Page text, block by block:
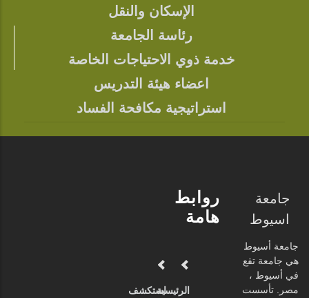
الإسكان والنقل
رئاسة الجامعة
خدمة ذوي الاحتياجات الخاصة
اعضاء هيئة التدريس
استراتيجية مكافحة الفساد
جامعة
اسيوط
جامعة أسيوط
هي جامعة تقع
في أسيوط ،
مصر. تأسست
روابط
هامة
الرئيسيةاستكشف